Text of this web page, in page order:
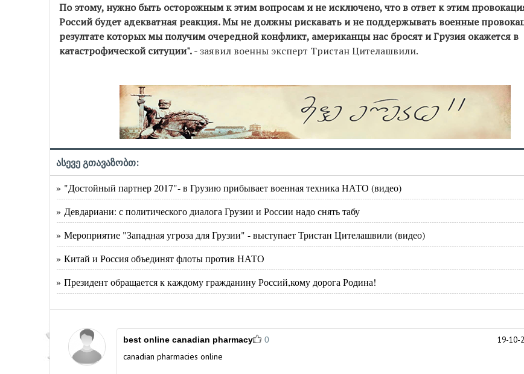
По этому, нужно быть осторожным к этим вопросам и не исключено, что в ответ к этим
Россий будет адекватная реакция. Мы не должны рискавать и не поддержывать военные
резултате которых мы получим очередной конфликт, американцы нас бросят и Грузия окажется в
катастрофической ситуции".- заявил военны эксперт Тристан Цителашвили.
ასევე გთავაზობთ:
» "Достойный партнер 2017"- в Грузию прибывает военная техника НАТО (видео)
» Девдариани: с политического диалога Грузии и России надо снять табу
» Мероприятие "Западная угроза для Грузии" - выступает Тристан Цителашвили (видео)
» Китай и Россия объединят флоты против НАТО
» Президент обращается к каждому гражданину Россий,кому дорога Родина!
best online canadian pharmacy 19-10-
0
canadian pharmacies online